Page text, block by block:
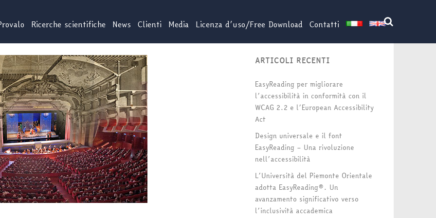
Ricerche scientifiche News Clienti Media Licenza d’uso/Free Download Contatti
ARTICOLI RECENTI
EasyReading per migliorare
l’accessibilità in conformità con il
WCAG 2.2 e l’European Accessibility
Act
Design universale e il font
EasyReading – Una rivoluzione
nell’accessibilità
L’Università del Piemonte Orientale
adotta EasyReading®. Un
avanzamento significativo verso
l’inclusività accademica